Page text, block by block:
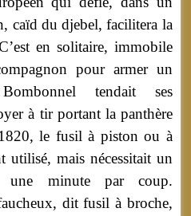
caïd du djebel, facilitera la
en solitaire, immobile
pour armer un
tendait ses
à tir portant la panthère
le fusil à piston ou à
utilisé, mais nécessitait un
une minute par coup.
dit fusil à broche,